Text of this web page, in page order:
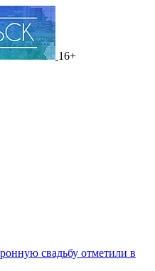
16+
свадьбу отметили в